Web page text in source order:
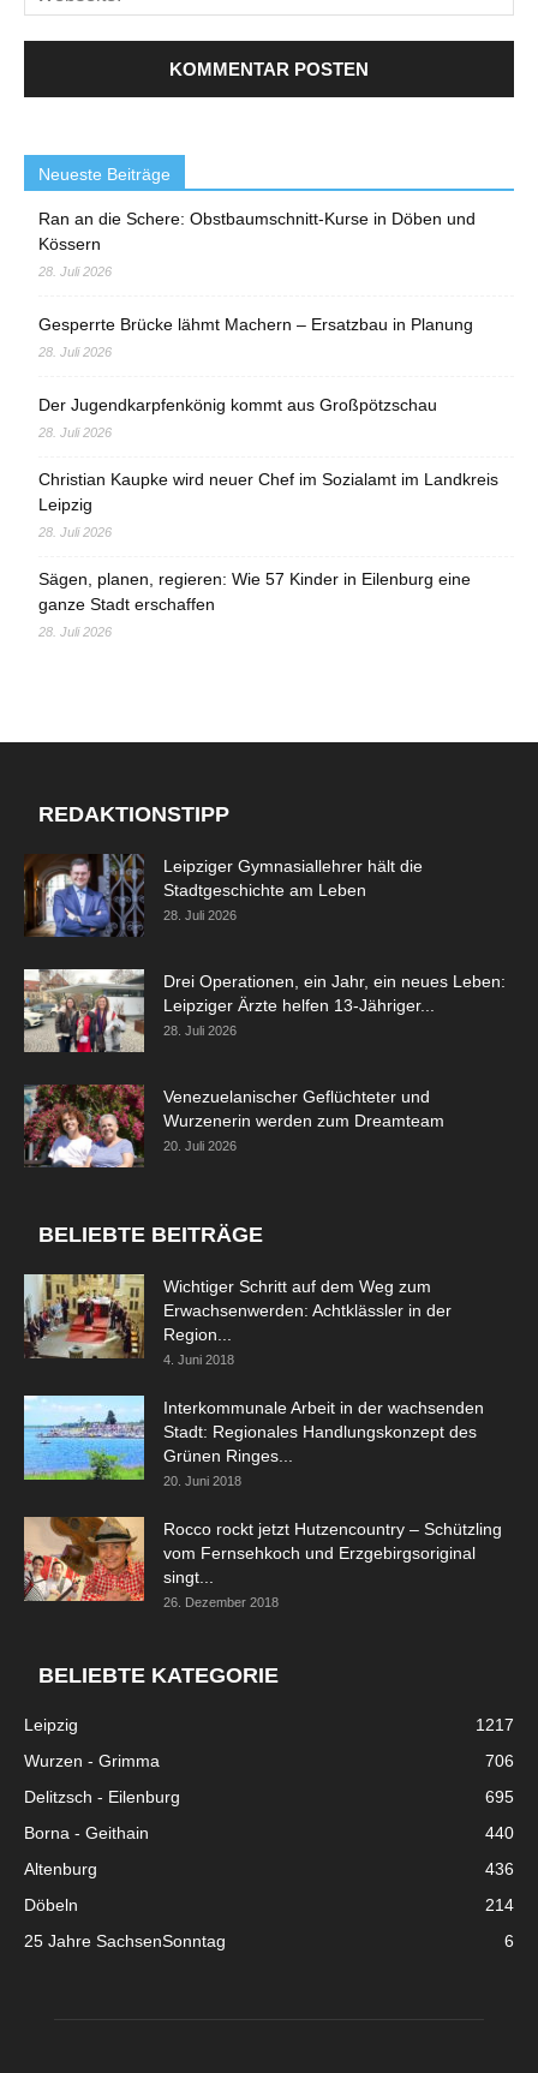
Neueste Beiträge
Ran an die Schere: Obstbaumschnitt-Kurse in Döben und
Kössern
28. Juli 2026
Gesperrte Brücke lähmt Machern – Ersatzbau in Planung
28. Juli 2026
Der Jugendkarpfenkönig kommt aus Großpötzschau
28. Juli 2026
Christian Kaupke wird neuer Chef im Sozialamt im Landkreis
Leipzig
28. Juli 2026
Sägen, planen, regieren: Wie 57 Kinder in Eilenburg eine
ganze Stadt erschaffen
28. Juli 2026
REDAKTIONSTIPP
Leipziger Gymnasiallehrer hält die
Stadtgeschichte am Leben
28. Juli 2026
Drei Operationen, ein Jahr, ein neues Leben:
Leipziger Ärzte helfen 13-Jähriger...
28. Juli 2026
Venezuelanischer Geflüchteter und
Wurzenerin werden zum Dreamteam
20. Juli 2026
BELIEBTE BEITRÄGE
Wichtiger Schritt auf dem Weg zum
Erwachsenwerden: Achtklässler in der
Region...
4. Juni 2018
Interkommunale Arbeit in der wachsenden
Stadt: Regionales Handlungskonzept des
Grünen Ringes...
20. Juni 2018
Rocco rockt jetzt Hutzencountry – Schützling
vom Fernsehkoch und Erzgebirgsoriginal
singt...
26. Dezember 2018
BELIEBTE KATEGORIE
Leipzig
1217
Wurzen - Grimma
706
Delitzsch - Eilenburg
695
Borna - Geithain
440
Altenburg
436
Döbeln
214
25 Jahre SachsenSonntag
6